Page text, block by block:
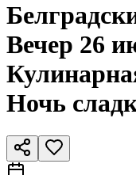
Вечер 26
Ночь